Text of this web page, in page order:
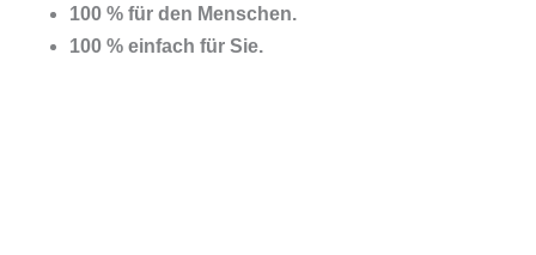
100 % für den Menschen.
100 % einfach für Sie.